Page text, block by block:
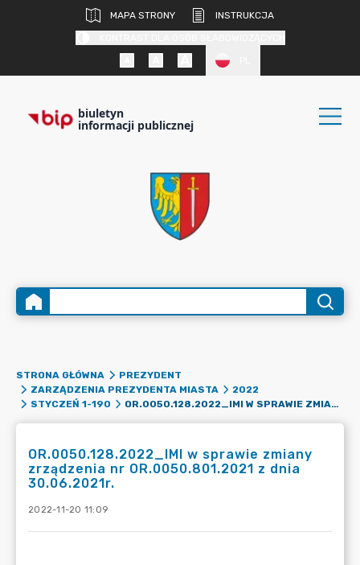
MAPA STRONY
INSTRUKCJA
biuletyn
informacji publicznej
STRONA GŁÓWNA
PREZYDENT
ZARZĄDZENIA PREZYDENTA MIASTA
2022
STYCZEŃ 1-190
OR.0050.128.2022_IMI W SPRAWIE ZMIANY ZRZĄDZENIA NR OR.0050.801.2021 Z DNIA 30.06.2021R.
OR.0050.128.2022_IMI w sprawie zmiany
zrządzenia nr OR.0050.801.2021 z dnia
30.06.2021r.
2022-11-20 11:09